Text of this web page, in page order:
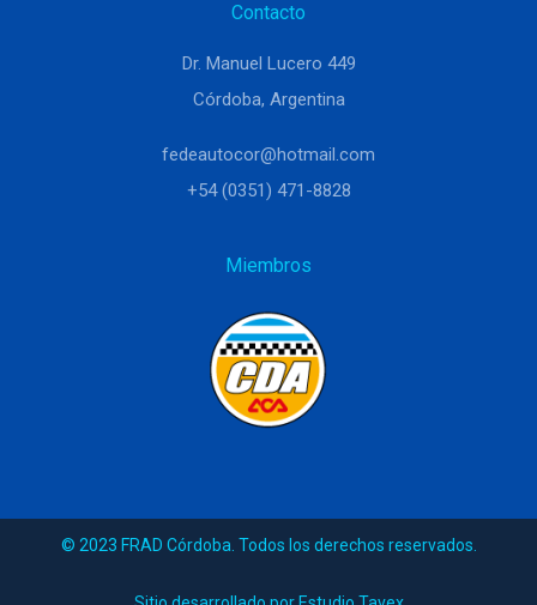
Contacto
Dr. Manuel Lucero 449
Córdoba, Argentina
fedeautocor@hotmail.com
+54 (0351) 471-8828
Miembros
© 2023 FRAD Córdoba. Todos los derechos reservados.